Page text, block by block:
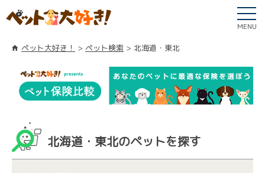
MENU
ペット大好き！ ペット検索 北海道・東北
北海道・東北のペットを探す